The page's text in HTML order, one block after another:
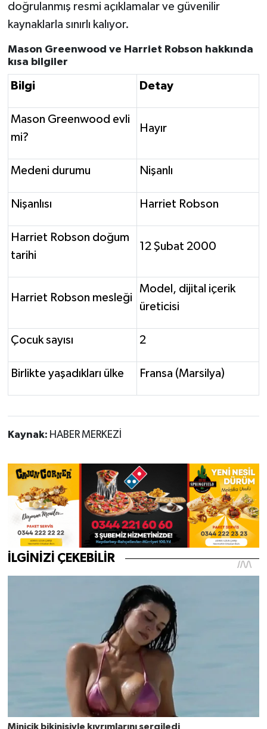
doğrulanmış resmi açıklamalar ve güvenilir
kaynaklarla sınırlı kalıyor.
Mason Greenwood ve Harriet Robson hakkında
kısa bilgiler
Bilgi Detay
Mason Greenwood evli
mi?
Hayır
Medeni durumu Nişanlı
Nişanlısı Harriet Robson
Harriet Robson doğum
tarihi
12 Şubat 2000
Harriet Robson mesleği
Model, dijital içerik
üreticisi
Çocuk sayısı 2
Birlikte yaşadıkları ülke Fransa (Marsilya)
Kaynak: HABER MERKEZİ